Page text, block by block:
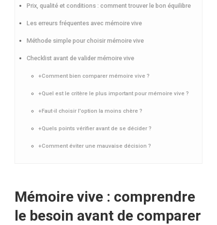
Prix, qualité et conditions : comment trouver le bon équilibre
Les erreurs fréquentes avec mémoire vive
Méthode simple pour choisir mémoire vive
Checklist avant de valider mémoire vive
+Comment bien comparer mémoire vive ?
+Quel est le critère le plus important pour mémoire vive ?
+Faut-il choisir l'option la moins chère ?
+Quels points vérifier avant de se décider ?
+Comment éviter une mauvaise décision ?
Mémoire vive : comprendre
le besoin avant de comparer